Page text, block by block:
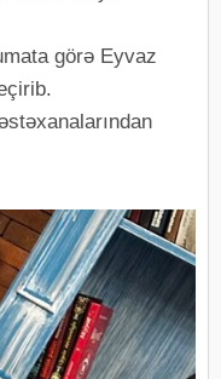
görə Eyvaz